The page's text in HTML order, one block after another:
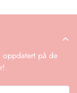
ansvar med
en retur,
Vynn er kjent for
oppdatert på de